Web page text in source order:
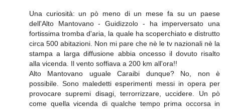
Una curiosità: un pò meno di un mese fa su un paese
dell'Alto Mantovano - Guidizzolo - ha imperversato una
fortissima tromba d'aria, la quale ha scoperchiato e distrutto
circa 500 abitazioni. Non mi pare che nè le tv nazionali nè la
stampa a larga diffusione abbia oncesso il dovuto risalto
alla vicenda. Il vento soffiava a 200 km all'ora!!
Alto Mantovano uguale Caraibi dunque? No, non è
possibile. Sono maledetti esperimenti messi in opera per
provocare supremi disagi, terrorrizzare, uccidere. Un pò
come quella vicenda di qualche tempo prima occorsa in